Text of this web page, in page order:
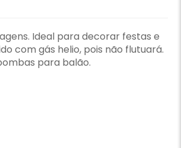
Ideal para decorar festas e
com gás helio, pois não flutuará.
para balão.